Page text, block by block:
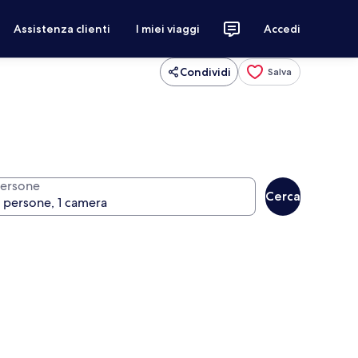
Assistenza clienti I miei viaggi Accedi
Condividi Salva
Cerca